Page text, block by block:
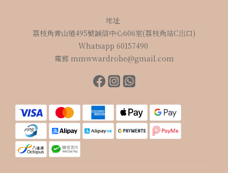
地址
荔枝角青山道495號誠信中心606室(荔枝角站C岀口)
Whatsapp 60157490
電郵 mmwwardrobe@gmail.com